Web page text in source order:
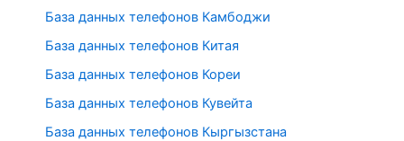
База данных телефонов Камбоджи
База данных телефонов Китая
База данных телефонов Кореи
База данных телефонов Кувейта
База данных телефонов Кыргызстана